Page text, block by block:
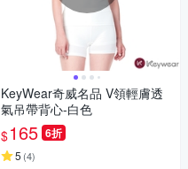
KeyWear奇威名品 V領輕膚透
氣吊帶背心-白色
$165 6折
5 (4)